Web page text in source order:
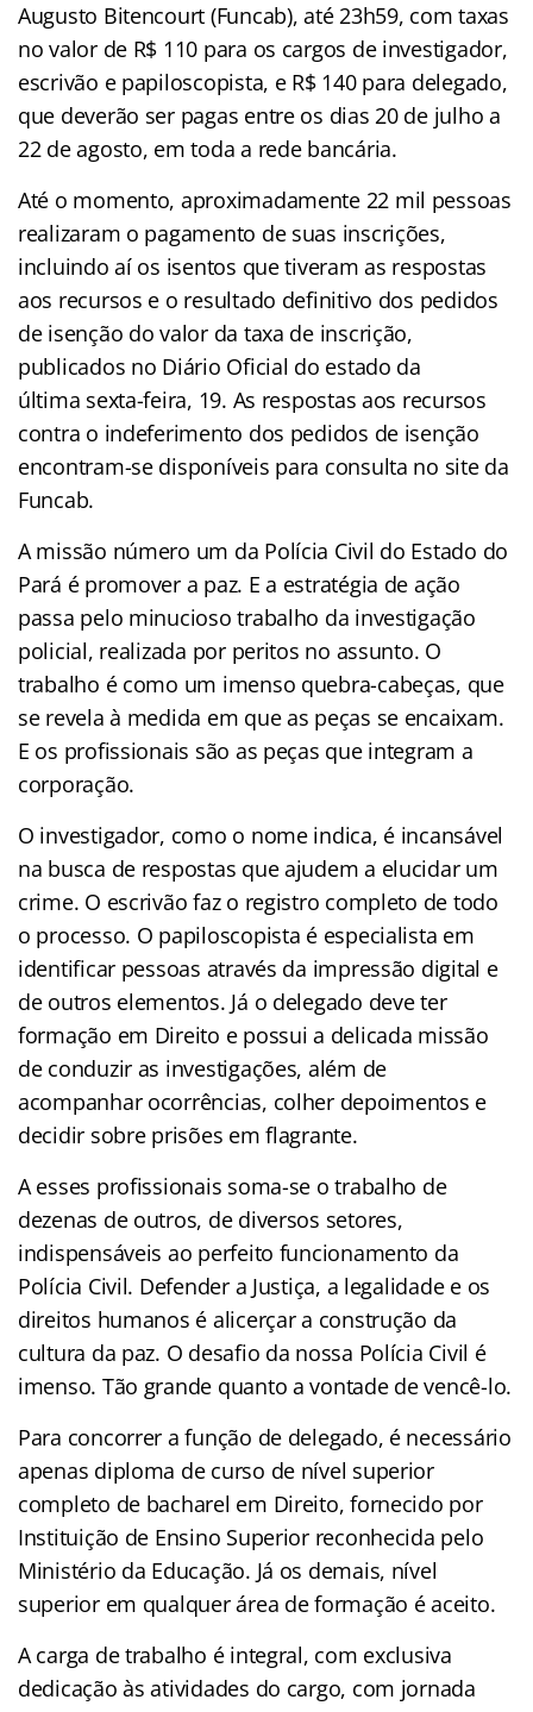
Augusto Bitencourt (Funcab), até 23h59, com taxas
no valor de R$ 110 para os cargos de investigador,
escrivão e papiloscopista, e R$ 140 para delegado,
que deverão ser pagas entre os dias 20 de julho a
22 de agosto, em toda a rede bancária.
Até o momento, aproximadamente 22 mil pessoas
realizaram o pagamento de suas inscrições,
incluindo aí os isentos que tiveram as respostas
aos recursos e o resultado definitivo dos pedidos
de isenção do valor da taxa de inscrição,
publicados no Diário Oficial do estado da
última sexta-feira, 19. As respostas aos recursos
contra o indeferimento dos pedidos de isenção
encontram-se disponíveis para consulta no site da
Funcab.
A missão número um da Polícia Civil do Estado do
Pará é promover a paz. E a estratégia de ação
passa pelo minucioso trabalho da investigação
policial, realizada por peritos no assunto. O
trabalho é como um imenso quebra-cabeças, que
se revela à medida em que as peças se encaixam.
E os profissionais são as peças que integram a
corporação.
O investigador, como o nome indica, é incansável
na busca de respostas que ajudem a elucidar um
crime. O escrivão faz o registro completo de todo
o processo. O papiloscopista é especialista em
identificar pessoas através da impressão digital e
de outros elementos. Já o delegado deve ter
formação em Direito e possui a delicada missão
de conduzir as investigações, além de
acompanhar ocorrências, colher depoimentos e
decidir sobre prisões em flagrante.
A esses profissionais soma-se o trabalho de
dezenas de outros, de diversos setores,
indispensáveis ao perfeito funcionamento da
Polícia Civil. Defender a Justiça, a legalidade e os
direitos humanos é alicerçar a construção da
cultura da paz. O desafio da nossa Polícia Civil é
imenso. Tão grande quanto a vontade de vencê-lo.
Para concorrer a função de delegado, é necessário
apenas diploma de curso de nível superior
completo de bacharel em Direito, fornecido por
Instituição de Ensino Superior reconhecida pelo
Ministério da Educação. Já os demais, nível
superior em qualquer área de formação é aceito.
A carga de trabalho é integral, com exclusiva
dedicação às atividades do cargo, com jornada